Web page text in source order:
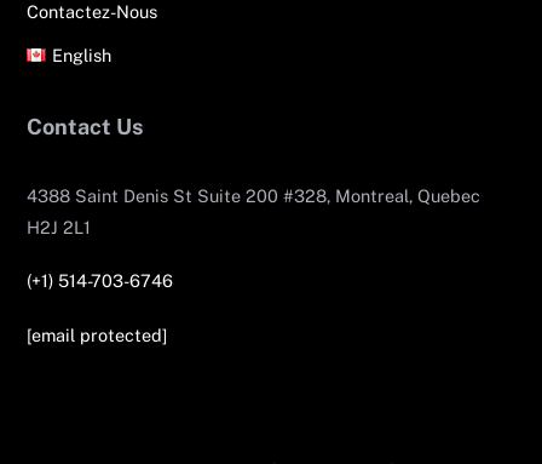
Contactez-Nous
English
Contact Us
4388 Saint Denis St Suite 200 #328, Montreal, Quebec
H2J 2L1
(+1) 514-703-6746
[email protected]